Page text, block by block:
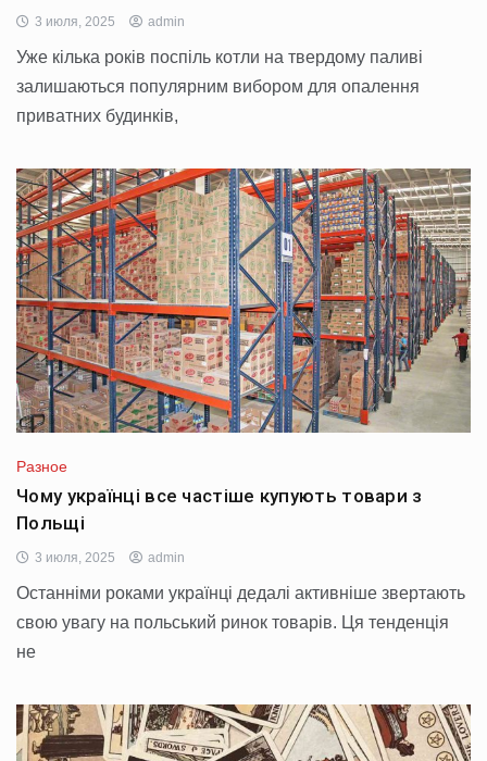
3 июля, 2025 admin
Уже кілька років поспіль котли на твердому паливі
залишаються популярним вибором для опалення
приватних будинків,
Разное
Чому українці все частіше купують товари з
Польщі
3 июля, 2025 admin
Останніми роками українці дедалі активніше звертають
свою увагу на польський ринок товарів. Ця тенденція
не